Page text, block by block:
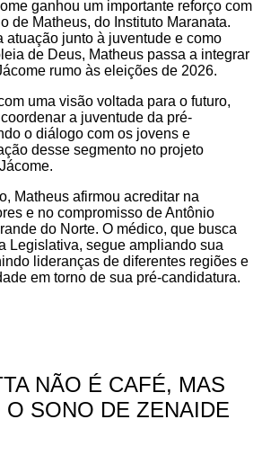
ganhou um importante reforço com
de Matheus, do Instituto Maranata.
atuação junto à juventude e como
de Deus, Matheus passa a integrar
rumo às eleições de 2026.
uma visão voltada para o futuro,
a juventude da pré-
o diálogo com os jovens e
desse segmento no projeto
Matheus afirmou acreditar na
e no compromisso de Antônio
do Norte. O médico, que busca
Legislativa, segue ampliando sua
lideranças de diferentes regiões e
em torno de sua pré-candidatura.
NÃO É CAFÉ, MAS
SONO DE ZENAIDE